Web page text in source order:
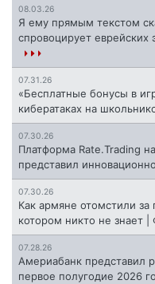
08.03.26
Я ему прямым текстом
спровоцирует
07.31.26
«Бесплатные бонусы в
кибератаках на
07.30.26
Платформа Rate.Trading
представил
07.30.26
Как армяне отомстили
котором никто не знает
07.28.26
Америабанк представил
первое полугодие 2026